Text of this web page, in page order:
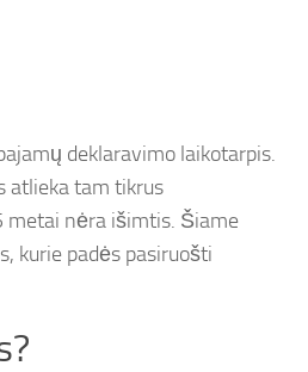
deklaravimo laikotarpis.
atlieka tam tikrus
metai nėra išimtis. Šiame
kurie padės pasiruošti